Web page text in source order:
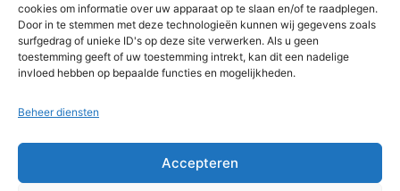
cookies om informatie over uw apparaat op te slaan en/of te raadplegen.
Door in te stemmen met deze technologieën kunnen wij gegevens zoals
surfgedrag of unieke ID's op deze site verwerken. Als u geen
toestemming geeft of uw toestemming intrekt, kan dit een nadelige
invloed hebben op bepaalde functies en mogelijkheden.
Beheer diensten
Accepteren
Reacties feed
WordPress.org
KIMBERVIETJES